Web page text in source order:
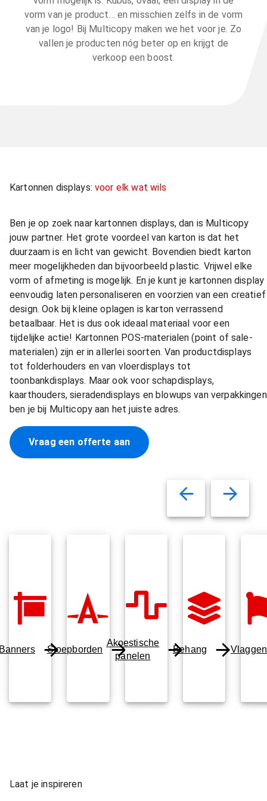
vorm van je product… en misschien zelfs in de vorm
van je logo! Bij Multicopy maken we het voor je. Zo
vallen je producten nóg beter op en krijgt de
verkoop een boost.
Kartonnen displays:voor elk wat wils
Ben je op zoek naar kartonnen displays, dan is Multicopy
jouw partner. Het grote voordeel van karton is dat het
duurzaam is en licht van gewicht. Bovendien biedt karton
meer mogelijkheden dan bijvoorbeeld plastic. Vrijwel elke
vorm of afmeting is mogelijk. En je kunt je kartonnen display
eenvoudig laten personaliseren en voorzien van een creatief
design. Ook bij kleine oplagen is karton verrassend
betaalbaar. Het is dus ook ideaal materiaal voor een
tijdelijke actie! Kartonnen POS-materialen (point of sale-
materialen) zijn er in allerlei soorten. Van productdisplays
tot folderhouders en van vloerdisplays tot
toonbankdisplays. Maar ook voor schapdisplays,
kaarthouders, sieradendisplays en blowups van verpakkingen
ben je bij Multicopy aan het juiste adres.
Vraag een offerte aan
Stoepborden
Akoestische
panelen
Behang Vlaggen
Laat je inspireren